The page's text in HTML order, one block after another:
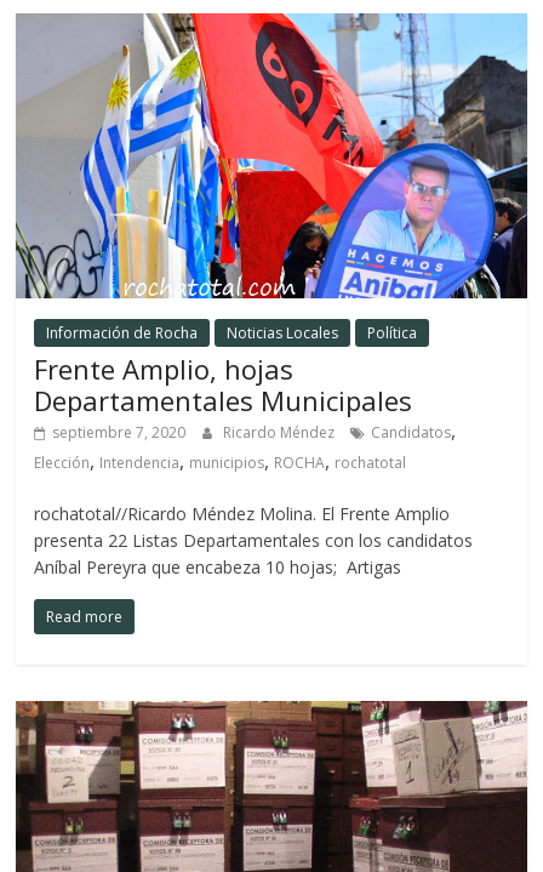
Información de Rocha Noticias Locales Política
Frente Amplio, hojas
Departamentales Municipales
septiembre 7, 2020 Ricardo Méndez Candidatos,
Elección, Intendencia, municipios, ROCHA, rochatotal
rochatotal//Ricardo Méndez Molina. El Frente Amplio
presenta 22 Listas Departamentales con los candidatos
Aníbal Pereyra que encabeza 10 hojas; Artigas
Read more